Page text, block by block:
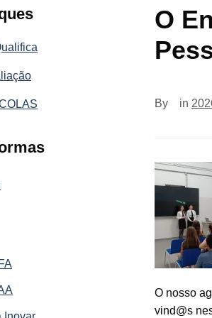
O
By in
O nosso
vind@s